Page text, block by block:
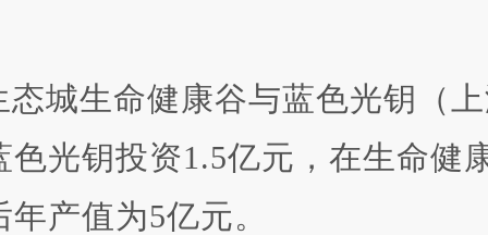
城生命健康谷与蓝色光钥（
光钥投资1.5亿元，在生命健
产值为5亿元。